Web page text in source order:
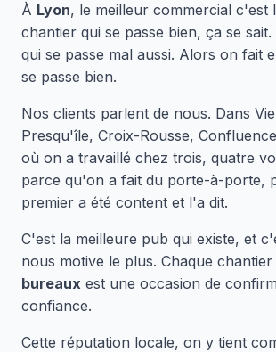
À Lyon, le meilleur commercial c'est
chantier qui se passe bien, ça se
qui se passe mal aussi. Alors on fait
se passe bien.
Nos clients parlent de nous. Dans
Presqu'île, Croix-Rousse,
où on a travaillé chez trois, quatre
parce qu'on a fait du porte-à-porte,
premier a été content et l'a dit.
C'est la meilleure pub qui existe, et
nous motive le plus. Chaque chantier
bureaux est une occasion de
confiance.
Cette réputation locale, on y tient